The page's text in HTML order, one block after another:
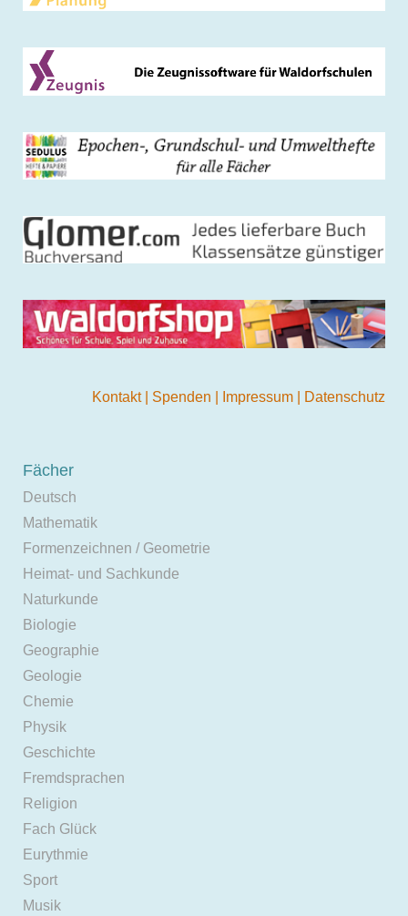
Kontakt Spenden Impressum Datenschutz
Fächer
Deutsch
Mathematik
Formenzeichnen / Geometrie
Heimat- und Sachkunde
Naturkunde
Biologie
Geographie
Geologie
Chemie
Physik
Geschichte
Fremdsprachen
Religion
Fach Glück
Eurythmie
Sport
Musik